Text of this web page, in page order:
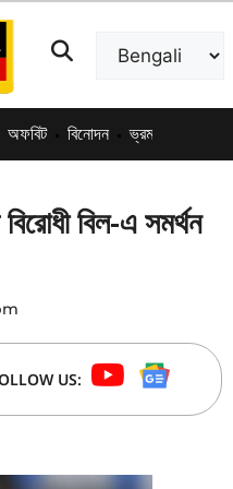
অফবিট বিনোদন ভ্রমণ
বিল-এ সমর্থন
US: